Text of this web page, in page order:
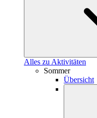
Alles zu Aktivitäten
Sommer
Übersicht